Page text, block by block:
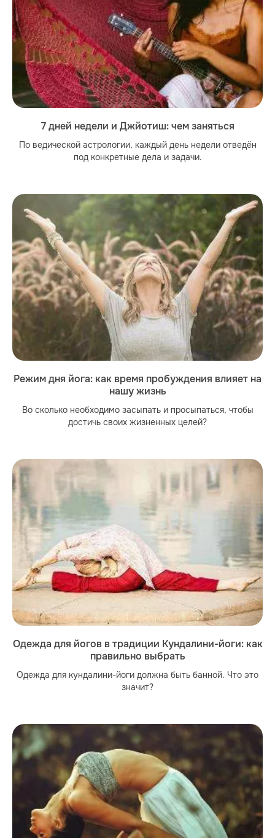
7 дней недели и Джйотиш: чем заняться
По ведической астрологии, каждый день недели отведён
под конкретные дела и задачи.
Режим дня йога: как время пробуждения влияет на
нашу жизнь
Во сколько необходимо засыпать и просыпаться, чтобы
достичь своих жизненных целей?
Одежда для йогов в традиции Кундалини-йоги: как
правильно выбрать
Одежда для кундалини-йоги должна быть банной. Что это
значит?